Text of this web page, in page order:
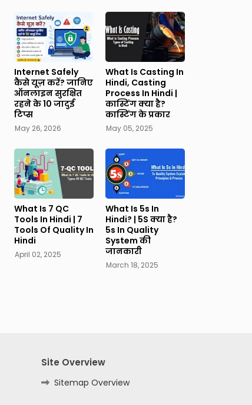
Internet Safely
कैसे यूज़ करें? जानिए
ऑनलाइन सुरक्षित
रहने के 10 जादुई
टिप्स
May 26, 2026
What Is Casting In
Hindi, Casting
Process In Hindi |
कास्टिंग क्या है?
कास्टिंग के प्रकार
May 05, 2025
What Is 7 QC
Tools In Hindi | 7
Tools Of Quality In
Hindi
April 02, 2025
What Is 5s In
Hindi? | 5S क्या है?
5s In Quality
System की
जानकारी
March 18, 2025
Site Overview
Sitemap Overview